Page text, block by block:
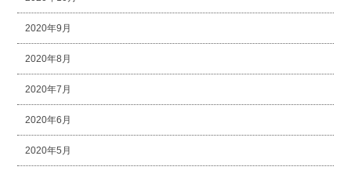
2020年9月
2020年8月
2020年7月
2020年6月
2020年5月